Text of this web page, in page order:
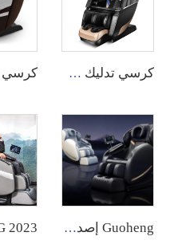
كرسي تدليك MY-917 4D بشياطسو وكهرباء وتسخين وجاذبية صفرية
Guoheng إصدار كرسي تدليك جديد بجاذبية صفريّة كرسي تدليك كامل الجسم مع كيس هوائي غرفة معيشة أريكة كرسي تدليك مع تحكم عن بعد في المقبض والإطار